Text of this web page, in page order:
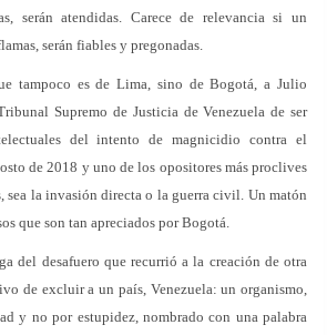
serán atendidas. Carece de relevancia si un
serán fiables y pregonadas.
tampoco es de Lima, sino de Bogotá, a Julio
Supremo de Justicia de Venezuela de ser
del intento de magnicidio contra el
de 2018 y uno de los opositores más proclives
sea la invasión directa o la guerra civil. Un matón
que son tan apreciados por Bogotá.
del desafuero que recurrió a la creación de otra
de excluir a un país, Venezuela: un organismo,
y no por estupidez, nombrado con una palabra